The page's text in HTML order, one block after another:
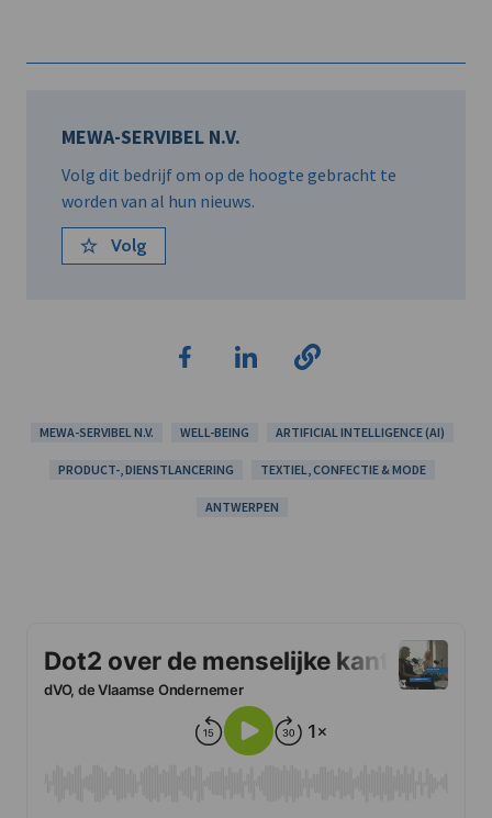
MEWA-SERVIBEL N.V.
Volg dit bedrijf om op de hoogte gebracht te
worden van al hun nieuws.
Volg
MEWA-SERVIBEL N.V. WELL-BEING ARTIFICIAL INTELLIGENCE (AI)
PRODUCT-, DIENSTLANCERING TEXTIEL, CONFECTIE & MODE
ANTWERPEN